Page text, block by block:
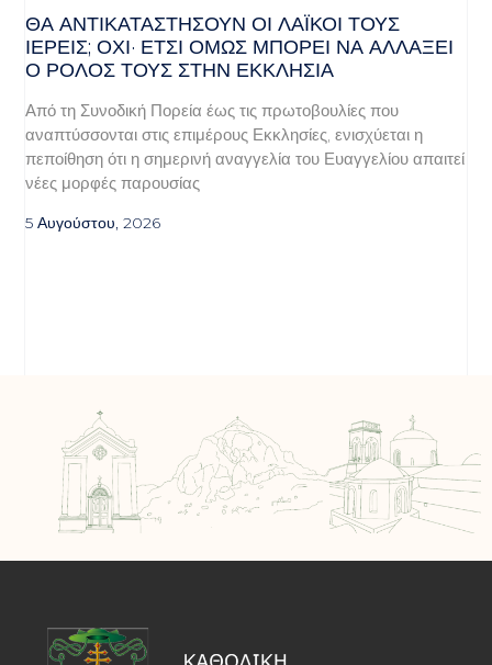
ΘΑ ΑΝΤΙΚΑΤΑΣΤΉΣΟΥΝ ΟΙ ΛΑΪΚΟΊ ΤΟΥΣ
ΙΕΡΕΊΣ; ΌΧΙ· ΈΤΣΙ ΌΜΩΣ ΜΠΟΡΕΊ ΝΑ ΑΛΛΆΞΕΙ
Ο ΡΌΛΟΣ ΤΟΥΣ ΣΤΗΝ ΕΚΚΛΗΣΊΑ
Από τη Συνοδική Πορεία έως τις πρωτοβουλίες που
αναπτύσσονται στις επιμέρους Εκκλησίες, ενισχύεται η
πεποίθηση ότι η σημερινή αναγγελία του Ευαγγελίου απαιτεί
νέες μορφές παρουσίας
5 Αυγούστου, 2026